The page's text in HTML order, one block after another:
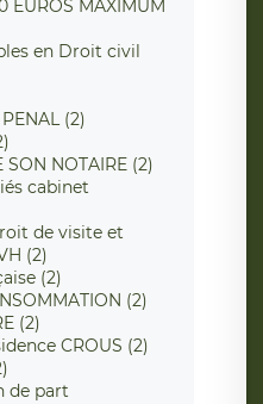
EUROS MAXIMUM
en Droit civil
(2)
SON NOTAIRE (2)
cabinet
de visite et
(2)
(2)
(2)
(2)
CROUS (2)
de part